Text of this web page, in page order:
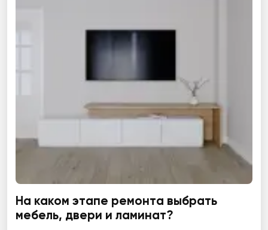
На каком этапе ремонта выбрать
мебель, двери и ламинат?